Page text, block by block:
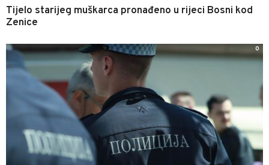
Tijelo starijeg muškarca pronađeno u rijeci Bosni kod
Zenice
0